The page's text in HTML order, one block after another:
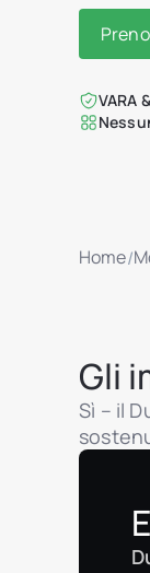
VARA
Home/
Gli
Sì – il